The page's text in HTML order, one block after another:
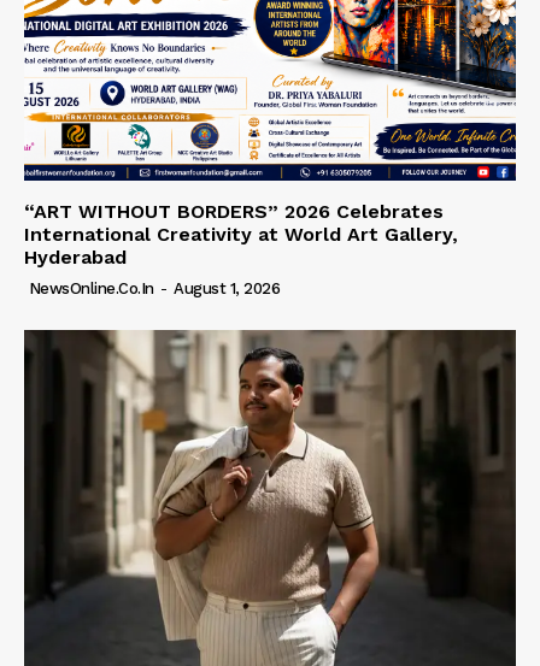
“ART WITHOUT BORDERS” 2026 Celebrates
International Creativity at World Art Gallery,
Hyderabad
NewsOnline.co.in - August 1, 2026